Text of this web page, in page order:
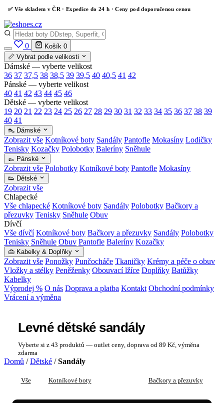
✅ Vše skladem v ČR · Expedice do 24 h · Ceny pod doporučenou cenou
0 Košík 0
📏 Vybrat podle velikosti
Dámské — vyberte velikost
36 37 37,5 38 38,5 39 39,5 40 40,5 41 42
Pánské — vyberte velikost
40 41 42 43 44 45 46
Dětské — vyberte velikost
19 20 21 22 23 24 25 26 27 28 29 30 31 32 33 34 35 36 37 38 39
40 41
👠 Dámské
Zobrazit vše Kotníkové boty Sandály Pantofle Mokasíny Lodičky
Tenisky Kozačky Polobotky Baleríny Sněhule
👞 Pánské
Zobrazit vše Polobotky Kotníkové boty Pantofle Mokasíny
👟 Dětské
Zobrazit vše
Chlapecké
Vše chlapecké Kotníkové boty Sandály Polobotky Bačkory a
přezuvky Tenisky Sněhule Obuv
Dívčí
Vše dívčí Kotníkové boty Bačkory a přezuvky Sandály Polobotky
Tenisky Sněhule Obuv Pantofle Baleríny Kozačky
👜 Kabelky & Doplňky
Zobrazit vše Ponožky Punčocháče Tkaničky Krémy a péče o obuv
Vložky a stélky Peněženky Obouvací lžíce Doplňky Batůžky
Kabelky
Výprodej % O nás Doprava a platba Kontakt Obchodní podmínky
Vrácení a výměna
Levné dětské sandály
Vyberte si z 43 produktů — outlet ceny, doprava od 89 Kč, výměna
zdarma
Domů / Dětské / Sandály
Vše Kotníkové boty Bačkory a přezuvky